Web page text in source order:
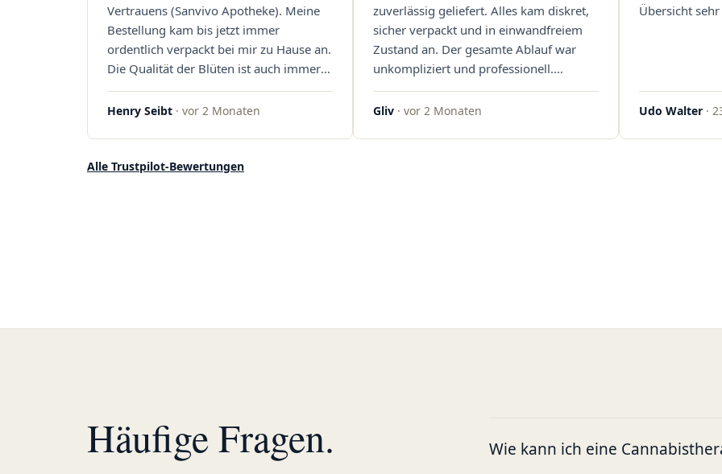
Vertrauens (Sanvivo Apotheke). Meine
Bestellung kam bis jetzt immer
ordentlich verpackt bei mir zu Hause an.
Die Qualität der Blüten ist auch immer
auf einem hohen Niveau, die Auswahl
ist groß und die Preise sind fair. Die
Qualität. Ich bestelle hier schon länger
Henry Seibt · vor 2 Monaten
zuverlässig geliefert. Alles kam diskret,
sicher verpackt und in einwandfreiem
Zustand an. Der gesamte Ablauf war
unkompliziert und professionell.
Qualität und Kundenzufriedenheit
überzeugen auf ganzer Linie. Gerne
Gliv · vor 2 Monaten
Übersicht
Udo Walter ·
Alle Trustpilot-Bewertungen
Häufige Fragen. Wie kann ich eine